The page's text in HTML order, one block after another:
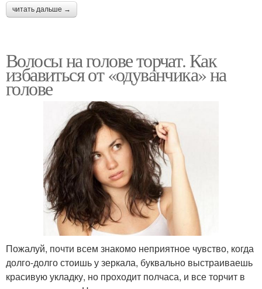
читать дальше →
Волосы на голове торчат. Как
избавиться от «одуванчика» на
голове
Пожалуй, почти всем знакомо неприятное чувство, когда
долго-долго стоишь у зеркала, буквально выстраиваешь
красивую укладку, но проходит полчаса, и все торчит в